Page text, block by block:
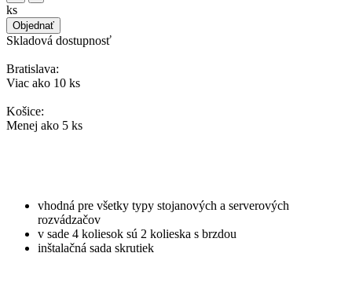
ks
Objednať
Skladová dostupnosť
Bratislava:
Viac ako 10 ks
Košice:
Menej ako 5 ks
vhodná pre všetky typy stojanových a serverových
rozvádzačov
v sade 4 koliesok sú 2 kolieska s brzdou
inštalačná sada skrutiek